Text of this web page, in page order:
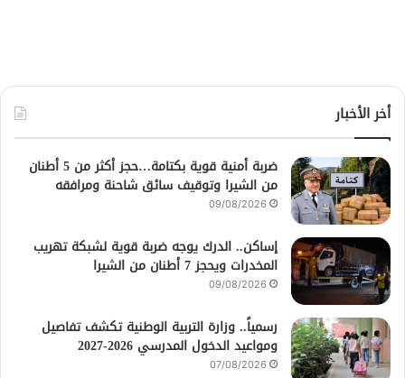
أخر الأخبار
ضربة أمنية قوية بكتامة…حجز أكثر من 5 أطنان
من الشيرا وتوقيف سائق شاحنة ومرافقه
09/08/2026
إساكن.. الدرك يوجه ضربة قوية لشبكة تهريب
المخدرات ويحجز 7 أطنان من الشيرا
09/08/2026
رسمياً.. وزارة التربية الوطنية تكشف تفاصيل
ومواعيد الدخول المدرسي 2026-2027
07/08/2026